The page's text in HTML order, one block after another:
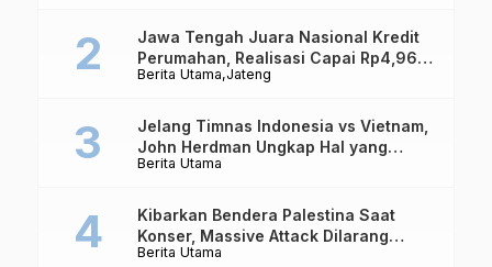
Berita Utama Jateng
Jawa Tengah Juara Nasional Kredit
Perumahan, Realisasi Capai Rp4,96
Triliun
Berita Utama
Jelang Timnas Indonesia vs Vietnam,
John Herdman Ungkap Hal yang
Dipertaruhkan
Berita Utama
Kibarkan Bendera Palestina Saat
Konser, Massive Attack Dilarang
Masuk Singapura Lagi